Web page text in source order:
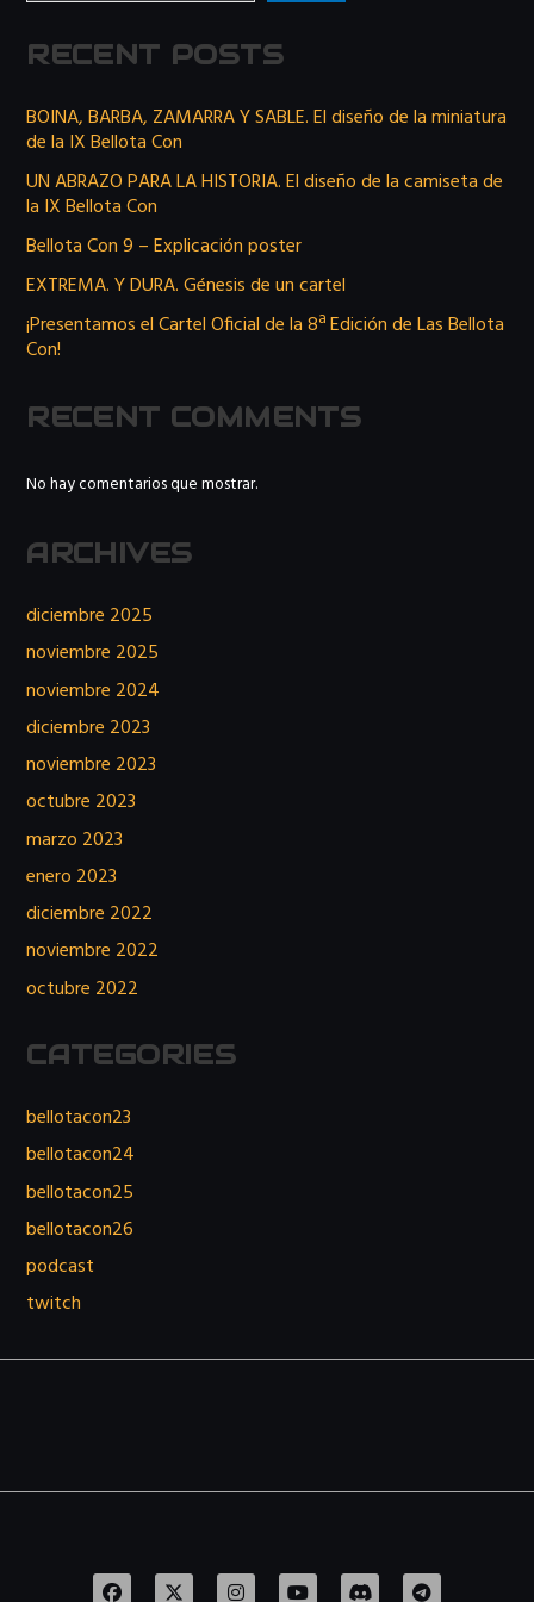
RECENT POSTS
BOINA, BARBA, ZAMARRA Y SABLE. El diseño de la miniatura
de la IX Bellota Con
UN ABRAZO PARA LA HISTORIA. El diseño de la camiseta de
la IX Bellota Con
Bellota Con 9 – Explicación poster
EXTREMA. Y DURA. Génesis de un cartel
¡Presentamos el Cartel Oficial de la 8ª Edición de Las Bellota
Con!
RECENT COMMENTS
No hay comentarios que mostrar.
ARCHIVES
diciembre 2025
noviembre 2025
noviembre 2024
diciembre 2023
noviembre 2023
octubre 2023
marzo 2023
enero 2023
diciembre 2022
noviembre 2022
octubre 2022
CATEGORIES
bellotacon23
bellotacon24
bellotacon25
bellotacon26
podcast
twitch
a
c
n
s
o
u
i
s
e
l